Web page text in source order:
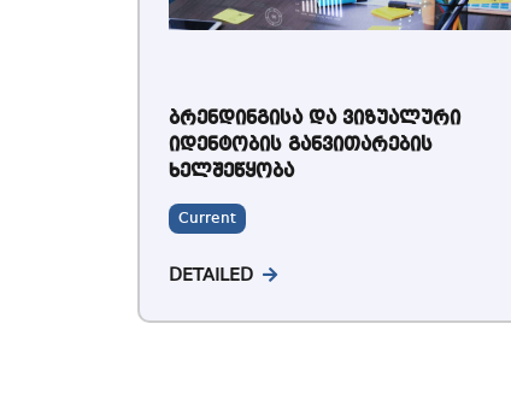
ბრენდინგისა და ვიზუალური
იდენტობის განვითარების
ხელშეწყობა
Current
DETAILED